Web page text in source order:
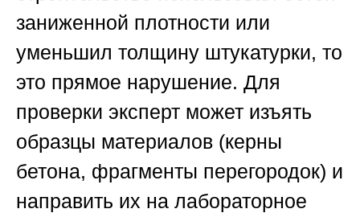
заниженной плотности или
уменьшил толщину штукатурки, то
это прямое нарушение. Для
проверки эксперт может изъять
образцы материалов (керны
бетона, фрагменты перегородок) и
направить их на лабораторное